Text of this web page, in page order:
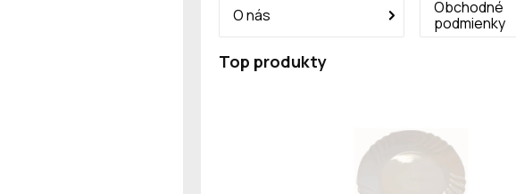
O nás
Obchodné
podmienky
Top produkty